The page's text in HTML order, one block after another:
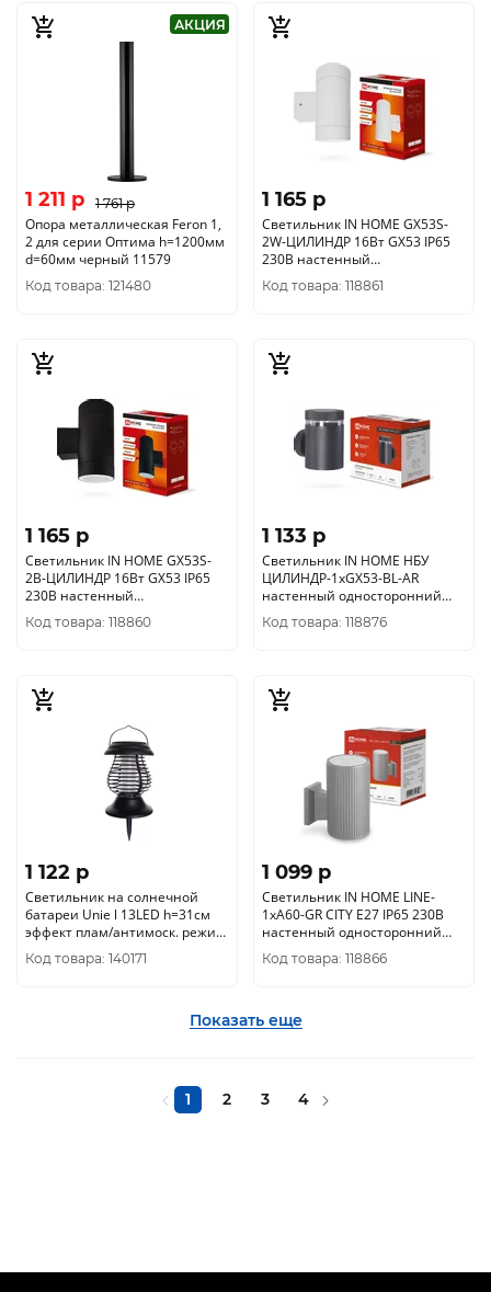
АКЦИЯ
1 211 p 1 761 p
Опора металлическая Feron 1,
2 для серии Оптима h=1200мм
d=60мм черный 11579
Код товара: 121480
1 165 p
Светильник IN HOME GX53S-
2W-ЦИЛИНДР 16Вт GX53 IP65
230В настенный
двусторонний белый
4690612023526
Код товара: 118861
1 165 p
Светильник IN HOME GX53S-
2B-ЦИЛИНДР 16Вт GX53 IP65
230В настенный
двусторонний черный
4690612023533
Код товара: 118860
1 133 p
Светильник IN HOME НБУ
ЦИЛИНДР-1хGX53-BL-AR
настенный односторонний
черный 4690612044668
Код товара: 118876
1 122 p
Светильник на солнечной
батареи Unie l 13LED h=31см
эффект плам/антимоск. режим
IP44 USL-F-300/PМ310 BUG
ZAPPER
Код товара: 140171
1 099 p
Светильник IN HOME LINE-
1хA60-GR CITY E27 IP65 230В
настенный односторонний
серый 4690612037929
Код товара: 118866
Показать еще
1 2 3 4